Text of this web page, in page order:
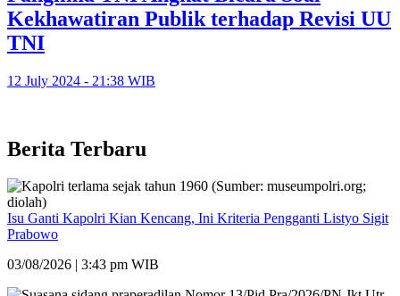
Kekhawatiran Publik terhadap Revisi UU
TNI
12 July 2024 - 21:38 WIB
Berita Terbaru
Isu Ganti Kapolri Kian Kencang, Ini Kriteria Pengganti Listyo Sigit
Prabowo
03/08/2026 | 3:43 pm WIB